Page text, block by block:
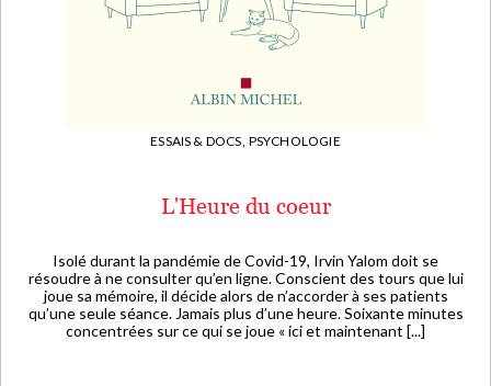
ESSAIS & DOCS, PSYCHOLOGIE
L'Heure du coeur
Isolé durant la pandémie de Covid-19, Irvin Yalom doit se
résoudre à ne consulter qu’en ligne. Conscient des tours que lui
joue sa mémoire, il décide alors de n’accorder à ses patients
qu’une seule séance. Jamais plus d’une heure. Soixante minutes
concentrées sur ce qui se joue « ici et maintenant [...]